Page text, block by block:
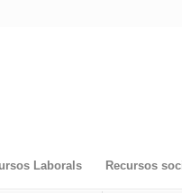
Laborals Recursos